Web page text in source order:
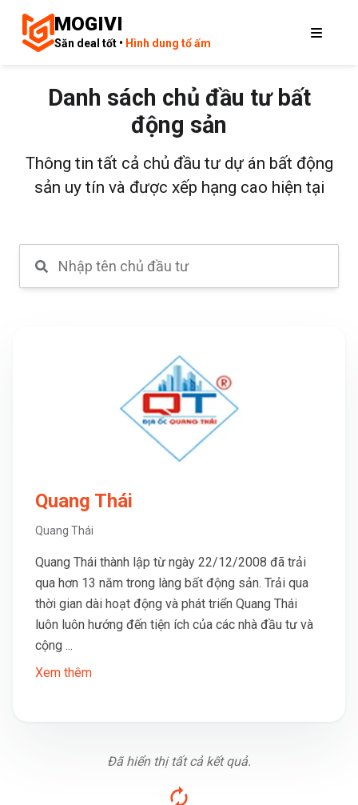
MOGIVI
Săn deal tốt • Hình dung tổ ấm
Danh sách chủ đầu tư bất
động sản
Thông tin tất cả chủ đầu tư dự án bất động
sản uy tín và được xếp hạng cao hiện tại
Quang Thái
Quang Thái
Quang Thái thành lập từ ngày 22/12/2008 đã trải
qua hơn 13 năm trong làng bất động sản. Trải qua
thời gian dài hoạt động và phát triển Quang Thái
luôn luôn hướng đến tiện ích của các nhà đầu tư và
cộng ...
Xem thêm
Đã hiển thị tất cả kết quả.